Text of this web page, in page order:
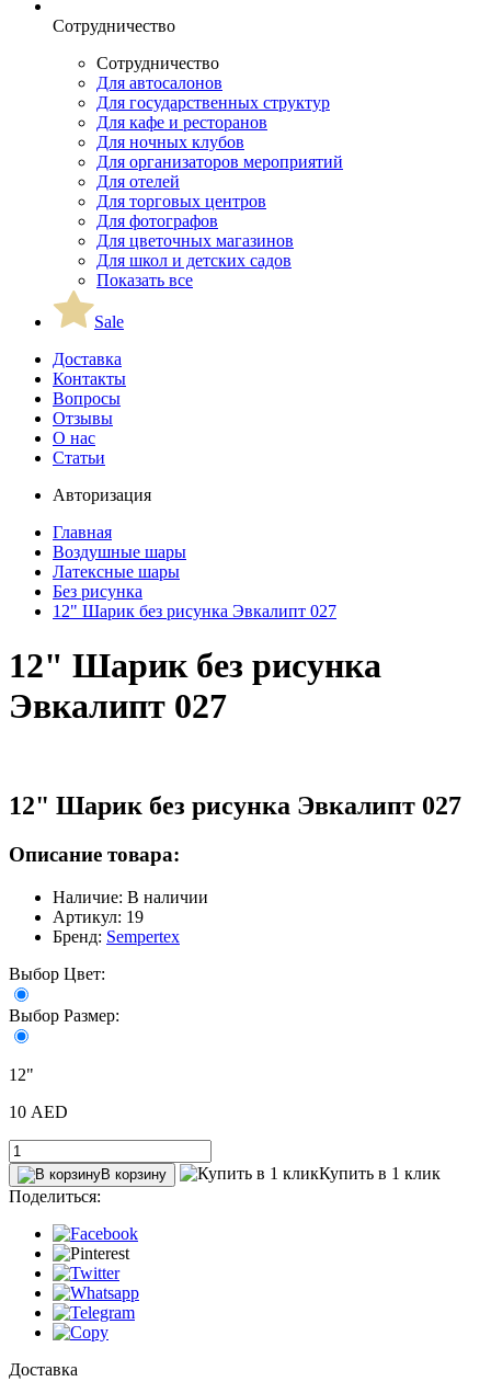
Сотрудничество
Сотрудничество
Для автосалонов
Для государственных структур
Для кафе и ресторанов
Для ночных клубов
Для организаторов мероприятий
Для отелей
Для торговых центров
Для фотографов
Для цветочных магазинов
Для школ и детских садов
Показать все
Sale
Доставка
Контакты
Вопросы
Отзывы
О нас
Статьи
Авторизация
Главная
Воздушные шары
Латексные шары
Без рисунка
12" Шарик без рисунка Эвкалипт 027
12" Шарик без рисунка
Эвкалипт 027
12" Шарик без рисунка Эвкалипт 027
Описание товара:
Наличие: В наличии
Артикул: 19
Бренд: Sempertex
Выбор Цвет:
Выбор Размер:
12"
10 AED
В корзину
Купить в 1 клик
Поделиться:
Доставка